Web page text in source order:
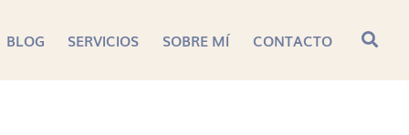
BLOG SERVICIOS SOBRE MÍ CONTACTO